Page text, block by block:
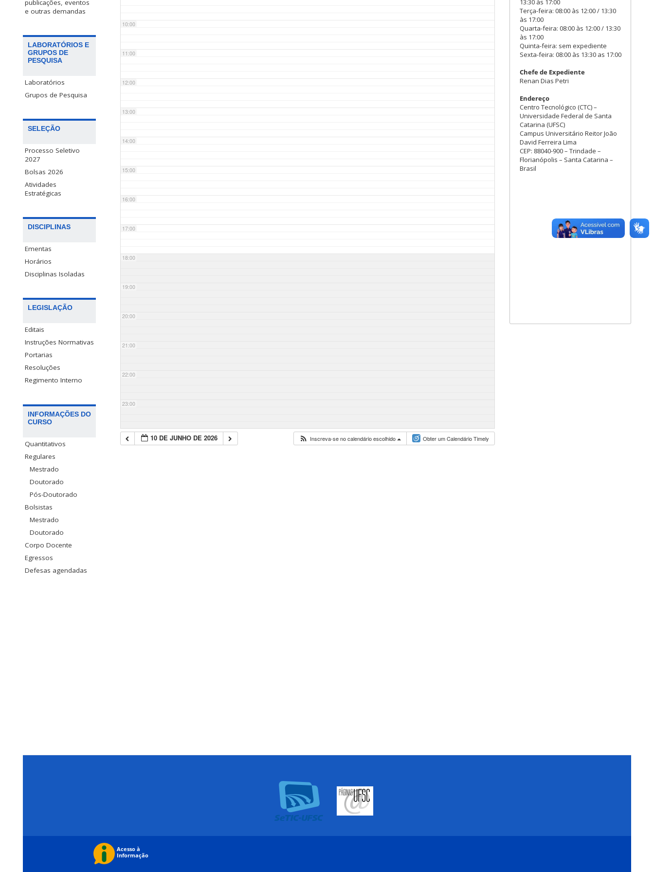
publicações, eventos
e outras demandas
LABORATÓRIOS E
GRUPOS DE
PESQUISA
Laboratórios
Grupos de Pesquisa
SELEÇÃO
Processo Seletivo
2027
Bolsas 2026
Atividades
Estratégicas
DISCIPLINAS
Ementas
Horários
Disciplinas Isoladas
LEGISLAÇÃO
Editais
Instruções Normativas
Portarias
Resoluções
Regimento Interno
INFORMAÇÕES DO
CURSO
Quantitativos
Regulares
Mestrado
Doutorado
Pós-Doutorado
Bolsistas
Mestrado
Doutorado
Corpo Docente
Egressos
Defesas agendadas
10:00
11:00
12:00
13:00
14:00
15:00
16:00
17:00
18:00
19:00
20:00
21:00
22:00
23:00
10 DE JUNHO DE 2026 Inscreva-se no calendário escolhido Obter um Calendário Timely
13:30 às 17:00
Terça-feira: 08:00 às 12:00 / 13:30
às 17:00
Quarta-feira: 08:00 às 12:00 / 13:30
às 17:00
Quinta-feira: sem expediente
Sexta-feira: 08:00 às 13:30 as 17:00
Chefe de Expediente
Renan Dias Petri
Endereço
Centro Tecnológico (CTC) –
Universidade Federal de Santa
Catarina (UFSC)
Campus Universitário Reitor João
David Ferreira Lima
CEP: 88040-900 – Trindade –
Florianópolis – Santa Catarina –
Brasil